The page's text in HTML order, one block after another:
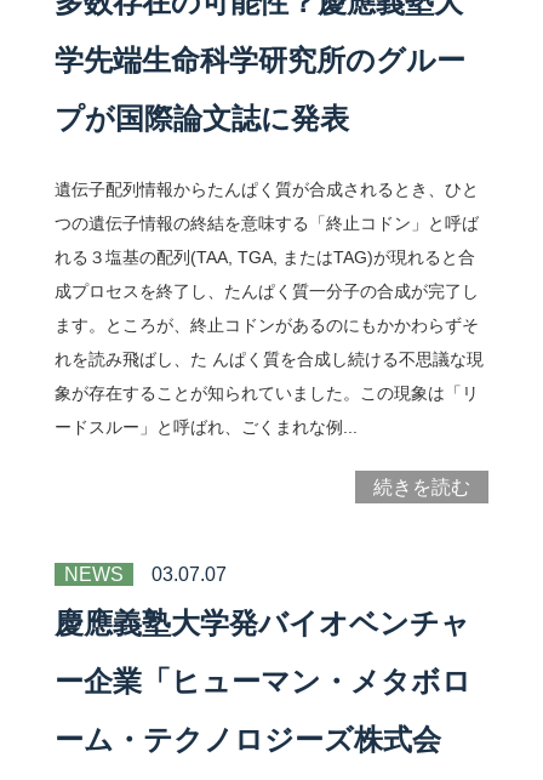
学先端生命科学研究所のグルー
プが国際論文誌に発表
遺伝子配列情報からたんぱく質が合成されるとき、ひと
つの遺伝子情報の終結を意味する「終止コドン」と呼ば
れる３塩基の配列(TAA, TGA, またはTAG)が現れると合
成プロセスを終了し、たんぱく質一分子の合成が完了し
ます。ところが、終止コドンがあるのにもかかわらずそ
れを読み飛ばし、た んぱく質を合成し続ける不思議な現
象が存在することが知られていました。この現象は「リ
ードスルー」と呼ばれ、ごくまれな例...
続きを読む
NEWS 03.07.07
慶應義塾大学発バイオベンチャ
ー企業「ヒューマン・メタボロ
ーム・テクノロジーズ株式会